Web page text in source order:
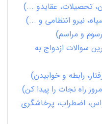
تحصیلات، عقایدو ...)
نیرو انتظامی و ...)
و مراسم)
سوالات ازدواج به
رابطه و خوابیدن)
راه نجات را پیدا کن)
اضطراب، پرخاشگری